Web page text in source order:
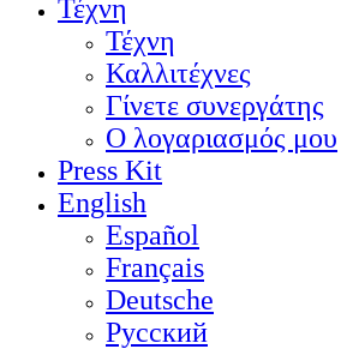
Τέχνη
Τέχνη
Καλλιτέχνες
Γίνετε συνεργάτης
Ο λογαριασμός μου
Press Kit
English
Español
Français
Deutsche
Pусский